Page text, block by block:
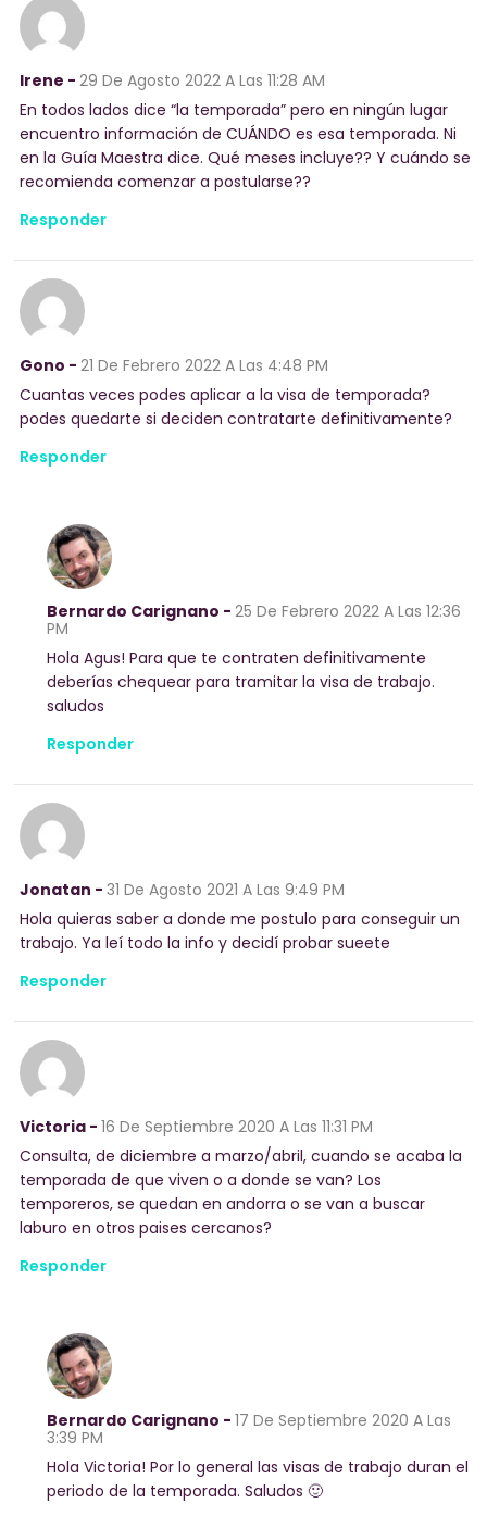
Irene - 29 De Agosto 2022 A Las 11:28 AM
En todos lados dice “la temporada” pero en ningún lugar
encuentro información de CUÁNDO es esa temporada. Ni
en la Guía Maestra dice. Qué meses incluye?? Y cuándo se
recomienda comenzar a postularse??
Responder
Gono - 21 De Febrero 2022 A Las 4:48 PM
Cuantas veces podes aplicar a la visa de temporada?
podes quedarte si deciden contratarte definitivamente?
Responder
Bernardo Carignano - 25 De Febrero 2022 A Las 12:36
PM
Hola Agus! Para que te contraten definitivamente
deberías chequear para tramitar la visa de trabajo.
saludos
Responder
Jonatan - 31 De Agosto 2021 A Las 9:49 PM
Hola quieras saber a donde me postulo para conseguir un
trabajo. Ya leí todo la info y decidí probar sueete
Responder
Victoria - 16 De Septiembre 2020 A Las 11:31 PM
Consulta, de diciembre a marzo/abril, cuando se acaba la
temporada de que viven o a donde se van? Los
temporeros, se quedan en andorra o se van a buscar
laburo en otros paises cercanos?
Responder
Bernardo Carignano - 17 De Septiembre 2020 A Las
3:39 PM
Hola Victoria! Por lo general las visas de trabajo duran el
periodo de la temporada. Saludos 🙂